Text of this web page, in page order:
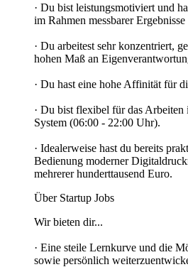
· Du bist leistungsmotiviert und
im Rahmen messbarer
· Du arbeitest sehr konzentriert,
hohen Maß an
· Du hast eine hohe Affinität für
· Du bist flexibel für das
System (06:00 - 22:00 Uhr).
· Idealerweise hast du bereits
Bedienung moderner
mehrerer hunderttausend Euro.
Über Startup Jobs
Wir bieten dir...
· Eine steile Lernkurve und die
sowie persönlich